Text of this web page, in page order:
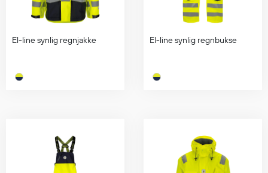
El-line synlig regnjakke El-line synlig regnbukse